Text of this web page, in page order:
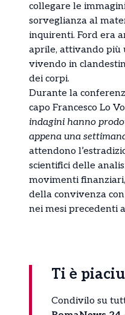
collegare le
sorveglianza al
inquirenti. Ford era
aprile, attivando più
vivendo in
dei corpi.
Durante la
capo Francesco Lo
indagini hanno
appena una
attendono
scientifici delle
movimenti
della convivenza
nei mesi precedenti
Ti è
Condivilo su